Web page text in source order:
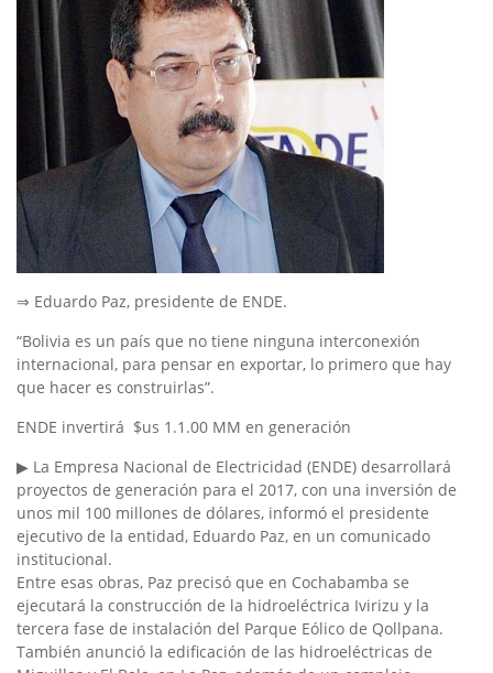
⇒ Eduardo Paz, presidente de ENDE.
“Bolivia es un país que no tiene ninguna interconexión
internacional, para pensar en exportar, lo primero que hay
que hacer es construirlas”.
ENDE invertirá $us 1.1.00 MM en generación
▶ La Empresa Nacional de Electricidad (ENDE) desarrollará
proyectos de generación para el 2017, con una inversión de
unos mil 100 millones de dólares, informó el presidente
ejecutivo de la entidad, Eduardo Paz, en un comunicado
institucional.
Entre esas obras, Paz precisó que en Cochabamba se
ejecutará la construcción de la hidroeléctrica Ivirizu y la
tercera fase de instalación del Parque Eólico de Qollpana.
También anunció la edificación de las hidroeléctricas de